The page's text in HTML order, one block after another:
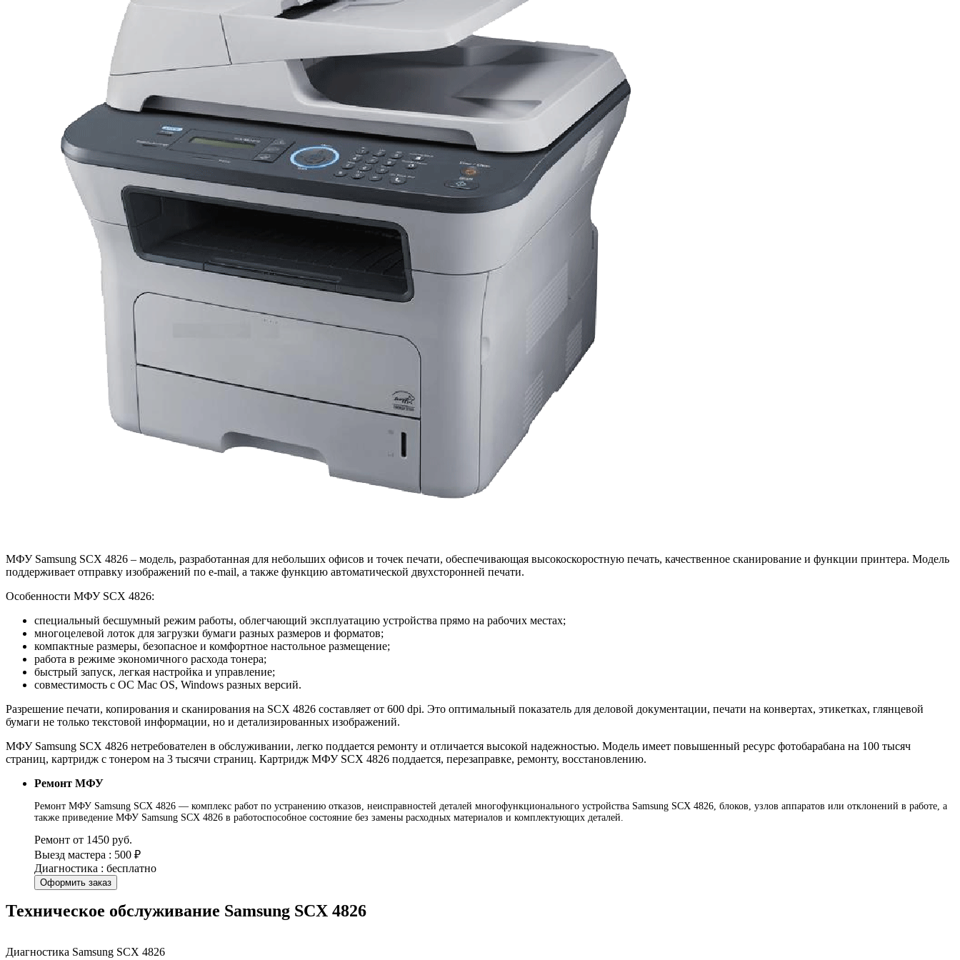
МФУ Samsung SCX 4826 – модель, разработанная для небольших офисов и точек печати, обеспечивающая высокоскоростную печать, качественное сканирование и функции принтера. Модель
поддерживает отправку изображений по e-mail, а также функцию автоматической двухсторонней печати.
Особенности МФУ SCX 4826:
специальный бесшумный режим работы, облегчающий эксплуатацию устройства прямо на рабочих местах;
многоцелевой лоток для загрузки бумаги разных размеров и форматов;
компактные размеры, безопасное и комфортное настольное размещение;
работа в режиме экономичного расхода тонера;
быстрый запуск, легкая настройка и управление;
совместимость с ОС Mac OS, Windows разных версий.
Разрешение печати, копирования и сканирования на SCX 4826 составляет от 600 dpi. Это оптимальный показатель для деловой документации, печати на конвертах, этикетках, глянцевой
бумаги не только текстовой информации, но и детализированных изображений.
МФУ Samsung SCX 4826 нетребователен в обслуживании, легко поддается ремонту и отличается высокой надежностью. Модель имеет повышенный ресурс фотобарабана на 100 тысяч
страниц, картридж с тонером на 3 тысячи страниц. Картридж МФУ SCX 4826 поддается, перезаправке, ремонту, восстановлению.
Ремонт МФУ
Ремонт МФУ Samsung SCX 4826 — комплекс работ по устранению отказов, неисправностей деталей многофункционального устройства Samsung SCX 4826, блоков, узлов аппаратов или отклонений в работе, а
также приведение МФУ Samsung SCX 4826 в работоспособное состояние без замены расходных материалов и комплектующих деталей.
Ремонт от 1450 руб.
Выезд мастера : 500 ₽
Диагностика : бесплатно
Оформить заказ
Техническое обслуживание Samsung SCX 4826
Диагностика Samsung SCX 4826